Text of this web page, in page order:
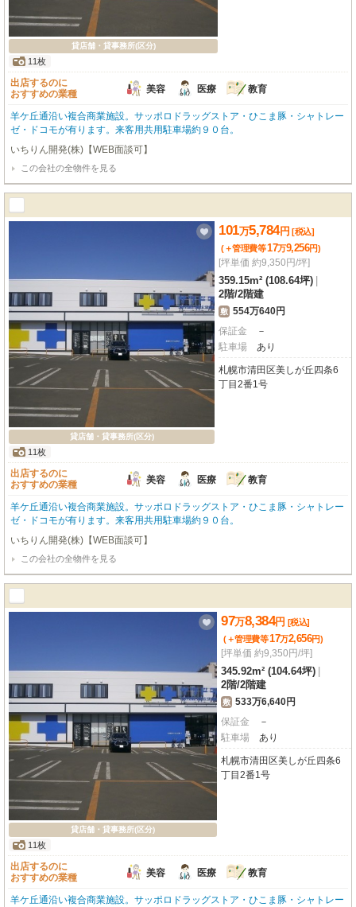
貸店舗・貸事務所(区分)
11枚
出店するのに
おすすめの業種
美容 医療 教育
羊ケ丘通沿い複合商業施設。サッポロドラッグストア・ひこま豚・シャトレー
ゼ・ドコモが有ります。来客用共用駐車場約９０台。
いちりん開発(株)【WEB面談可】
この会社の全物件を見る
貸店舗・貸事務所(区分)
11枚
101万5,784円 [税込]
(＋管理費等17万9,256円)
[坪単価 約9,350円/坪]
359.15m² (108.64坪)
2階/2階建
敷 554万640円
保証金
－
駐車場
あり
札幌市清田区美しが丘四条6
丁目2番1号
出店するのに
おすすめの業種
美容 医療 教育
羊ケ丘通沿い複合商業施設。サッポロドラッグストア・ひこま豚・シャトレー
ゼ・ドコモが有ります。来客用共用駐車場約９０台。
いちりん開発(株)【WEB面談可】
この会社の全物件を見る
貸店舗・貸事務所(区分)
11枚
97万8,384円 [税込]
(＋管理費等17万2,656円)
[坪単価 約9,350円/坪]
345.92m² (104.64坪)
2階/2階建
敷 533万6,640円
保証金
－
駐車場
あり
札幌市清田区美しが丘四条6
丁目2番1号
出店するのに
おすすめの業種
美容 医療 教育
羊ケ丘通沿い複合商業施設。サッポロドラッグストア・ひこま豚・シャトレー